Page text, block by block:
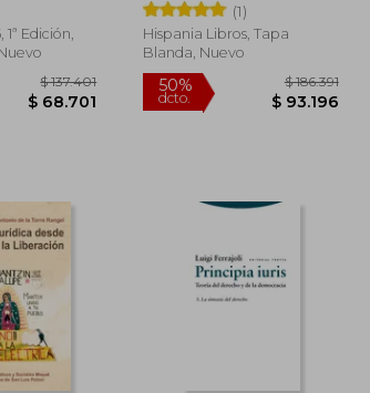
Edición,
$ 68.701
(1)
Hispania Libros, Tapa
Blanda, Nuevo